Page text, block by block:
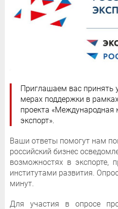
Приглашаем вас принять
мерах поддержки в
проекта «Международная
экспорт».
Ваши ответы помогут нам
российский бизнес
возможностях в экспорте,
институтами развития.
минут.
Для участия в опросе